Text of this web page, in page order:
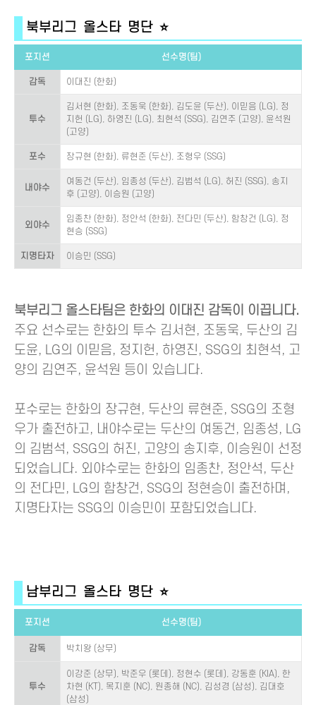
북부리그 올스타 명단 ⭐
포지션 선수명(팀)
감독 이대진 (한화)
투수
김서현 (한화), 조동욱 (한화), 김도윤 (두산), 이믿음 (LG), 정
지헌 (LG), 하영진 (LG), 최현석 (SSG), 김연주 (고양), 윤석원
(고양)
포수 장규현 (한화), 류현준 (두산), 조형우 (SSG)
내야수
여동건 (두산), 임종성 (두산), 김범석 (LG), 허진 (SSG), 송지
후 (고양), 이승원 (고양)
외야수
임종찬 (한화), 정안석 (한화), 전다민 (두산), 함창건 (LG), 정
현승 (SSG)
지명타자 이승민 (SSG)
북부리그 올스타팀은 한화의 이대진 감독이 이끕니다.
주요 선수로는 한화의 투수 김서현, 조동욱, 두산의 김
도윤, LG의 이믿음, 정지헌, 하영진, SSG의 최현석, 고
양의 김연주, 윤석원 등이 있습니다.
포수로는 한화의 장규현, 두산의 류현준, SSG의 조형
우가 출전하고, 내야수로는 두산의 여동건, 임종성, LG
의 김범석, SSG의 허진, 고양의 송지후, 이승원이 선정
되었습니다. 외야수로는 한화의 임종찬, 정안석, 두산
의 전다민, LG의 함창건, SSG의 정현승이 출전하며,
지명타자는 SSG의 이승민이 포함되었습니다.
남부리그 올스타 명단 ⭐
포지션 선수명(팀)
감독 박치왕 (상무)
투수
이강준 (상무), 박준우 (롯데), 정현수 (롯데), 강동훈 (KIA), 한
차현 (KT), 목지훈 (NC), 원종해 (NC), 김성경 (삼성), 김대호
(삼성)